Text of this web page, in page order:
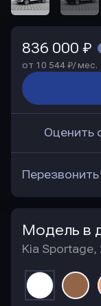
836 000 ₽
от 10 544 ₽/ мес.
Оценить
Перезвонить
Модель в
Kia Sportage,